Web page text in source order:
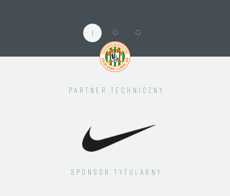
1
Partner techniczny
Sponsor tytularny